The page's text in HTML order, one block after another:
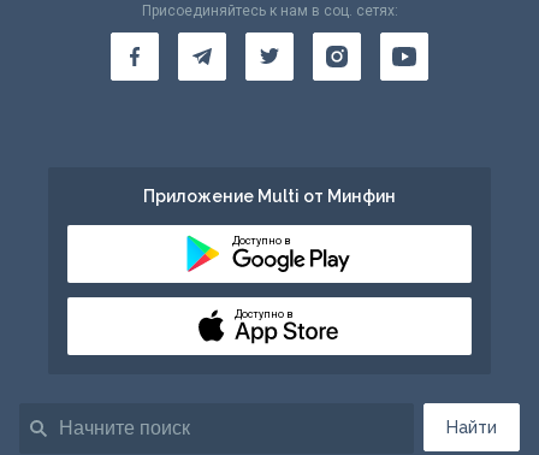
Найти
Присоединяйтесь к нам в соц. сетях:
Приложение Multi от Минфин
Доступно в
Доступно в